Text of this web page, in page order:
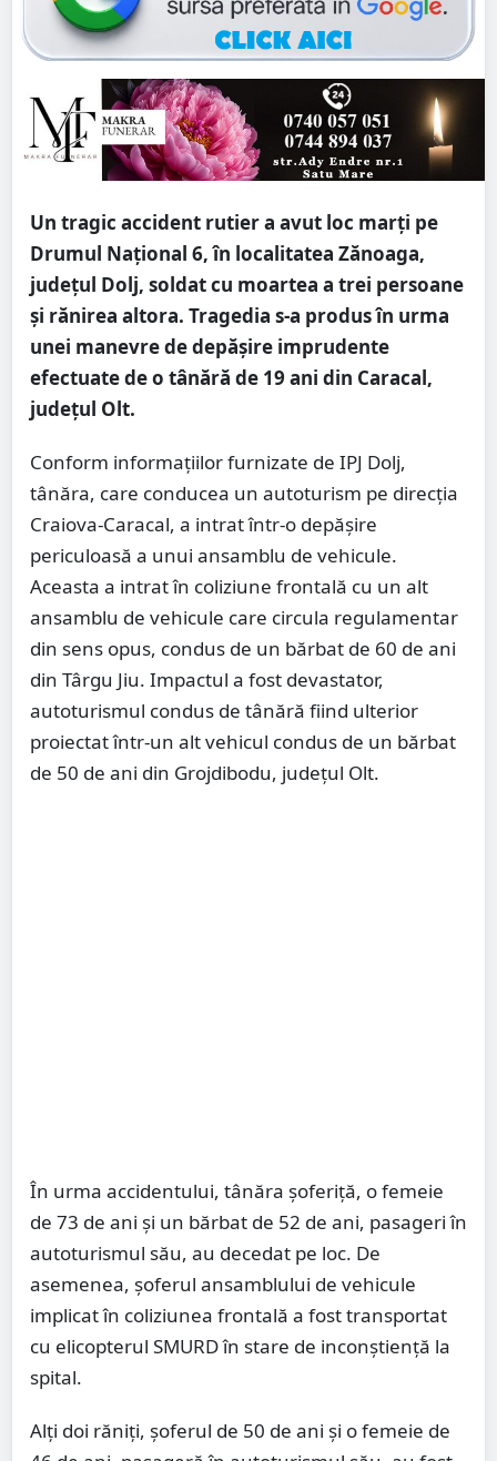
Un tragic accident rutier a avut loc marți pe
Drumul Național 6, în localitatea Zănoaga,
județul Dolj, soldat cu moartea a trei persoane
și rănirea altora. Tragedia s-a produs în urma
unei manevre de depășire imprudente
efectuate de o tânără de 19 ani din Caracal,
județul Olt.
Conform informațiilor furnizate de IPJ Dolj,
tânăra, care conducea un autoturism pe direcția
Craiova-Caracal, a intrat într-o depășire
periculoasă a unui ansamblu de vehicule.
Aceasta a intrat în coliziune frontală cu un alt
ansamblu de vehicule care circula regulamentar
din sens opus, condus de un bărbat de 60 de ani
din Târgu Jiu. Impactul a fost devastator,
autoturismul condus de tânără fiind ulterior
proiectat într-un alt vehicul condus de un bărbat
de 50 de ani din Grojdibodu, județul Olt.
În urma accidentului, tânăra șoferiță, o femeie
de 73 de ani și un bărbat de 52 de ani, pasageri în
autoturismul său, au decedat pe loc. De
asemenea, șoferul ansamblului de vehicule
implicat în coliziunea frontală a fost transportat
cu elicopterul SMURD în stare de inconștiență la
spital.
Alți doi răniți, șoferul de 50 de ani și o femeie de